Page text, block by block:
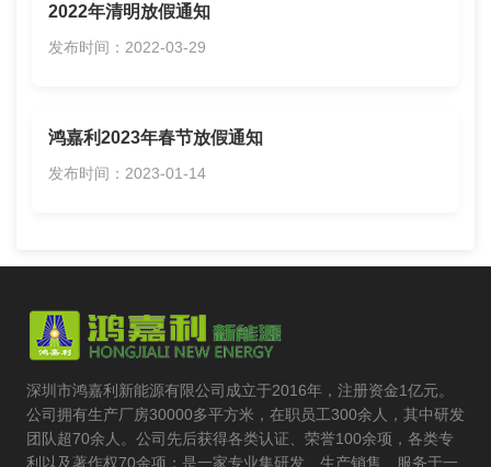
2022年清明放假通知
发布时间：2022-03-29
鸿嘉利2023年春节放假通知
发布时间：2023-01-14
深圳市鸿嘉利新能源有限公司成立于2016年，注册资金1亿元。
公司拥有生产厂房30000多平方米，在职员工300余人，其中研发
团队超70余人。公司先后获得各类认证、荣誉100余项，各类专
利以及著作权70余项；是一家专业集研发、生产销售、服务于一